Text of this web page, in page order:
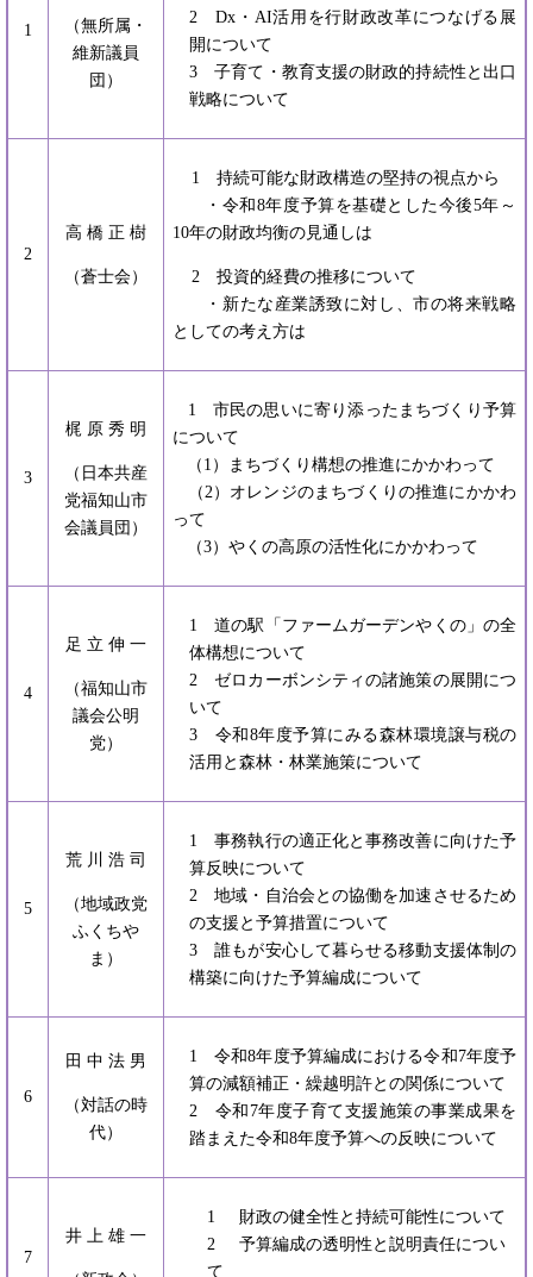
1
（無所属・
維新議員
団）
2 Dx・AI活用を行財政改革につなげる展
開について
3 子育て・教育支援の財政的持続性と出口
戦略について
2
高 橋 正 樹
（蒼士会）
1 持続可能な財政構造の堅持の視点から
・令和8年度予算を基礎とした今後5年～
10年の財政均衡の見通しは
2 投資的経費の推移について
・新たな産業誘致に対し、市の将来戦略
としての考え方は
3
梶 原 秀 明
（日本共産
党福知山市
会議員団）
1 市民の思いに寄り添ったまちづくり予算
について
（1）まちづくり構想の推進にかかわって
（2）オレンジのまちづくりの推進にかかわ
って
（3）やくの高原の活性化にかかわって
4
足 立 伸 一
（福知山市
議会公明
党）
1 道の駅「ファームガーデンやくの」の全
体構想について
2 ゼロカーボンシティの諸施策の展開につ
いて
3 令和8年度予算にみる森林環境譲与税の
活用と森林・林業施策について
5
荒 川 浩 司
（地域政党
ふくちや
ま）
1 事務執行の適正化と事務改善に向けた予
算反映について
2 地域・自治会との協働を加速させるため
の支援と予算措置について
3 誰もが安心して暮らせる移動支援体制の
構築に向けた予算編成について
6
田 中 法 男
（対話の時
代）
1 令和8年度予算編成における令和7年度予
算の減額補正・繰越明許との関係について
2 令和7年度子育て支援施策の事業成果を
踏まえた令和8年度予算への反映について
7
井 上 雄 一
1 財政の健全性と持続可能性について
2 予算編成の透明性と説明責任につい
て